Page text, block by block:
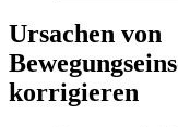
Ursachen von
korrigieren